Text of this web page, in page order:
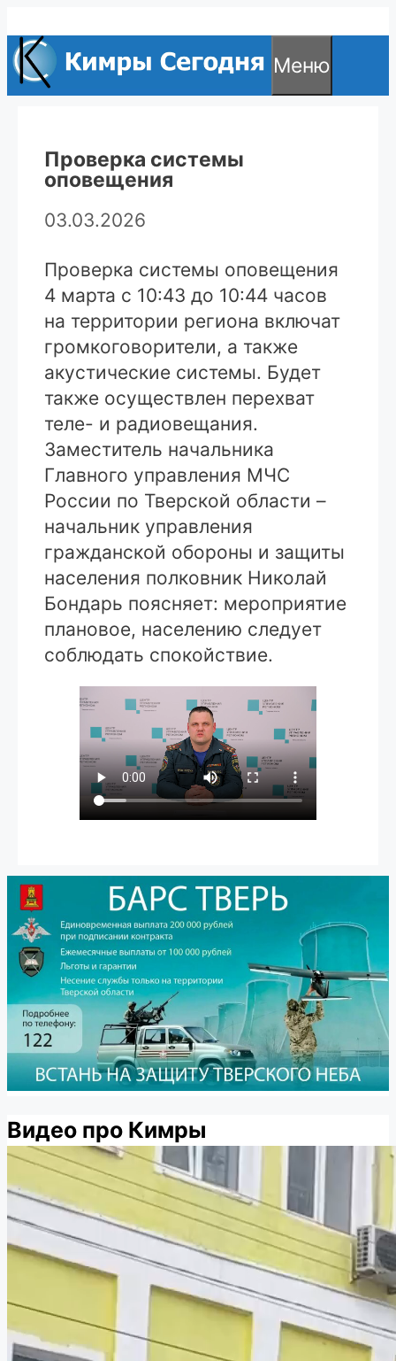
к
содержимому
Меню
Проверка системы
оповещения
03.03.2026
Проверка системы оповещения
4 марта с 10:43 до 10:44 часов
на территории региона включат
громкоговорители, а также
акустические системы. Будет
также осуществлен перехват
теле- и радиовещания.
Заместитель начальника
Главного управления МЧС
России по Тверской области –
начальник управления
гражданской обороны и защиты
населения полковник Николай
Бондарь поясняет: мероприятие
плановое, населению следует
соблюдать спокойствие.
Видео про Кимры